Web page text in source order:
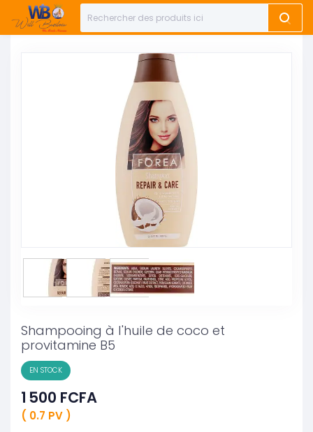
Shampooing à l'huile de coco et
provitamine B5
EN STOCK
1 500 FCFA
( 0.7 PV )